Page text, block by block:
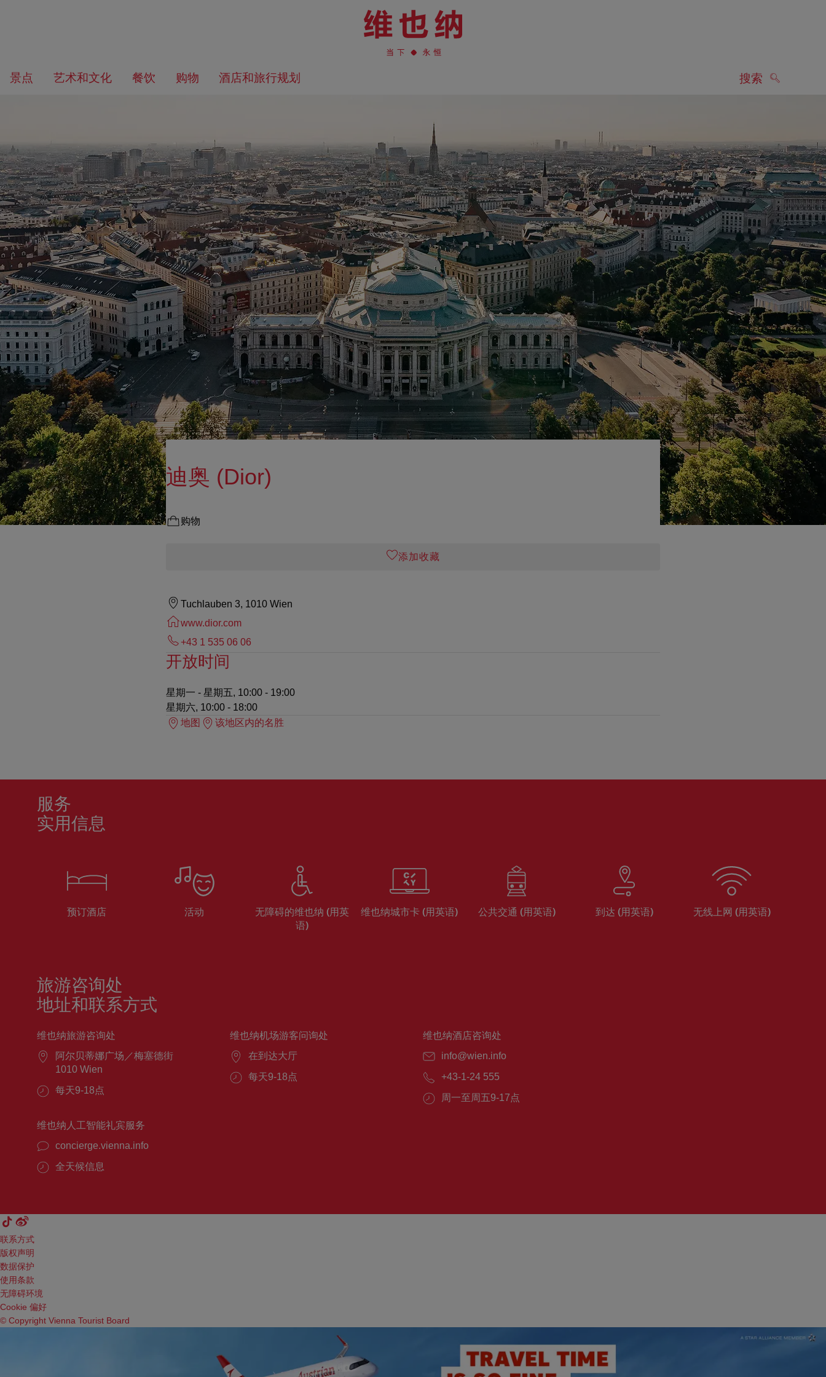
导
内
景点 艺术和文化 餐饮 购物 酒店和旅行规划 搜索
迪奥 (Dior)
购物
添加收藏
Tuchlauben 3, 1010 Wien
www.dior.com
+43 1 535 06 06
开放时间
星期一 - 星期五, 10:00 - 19:00
星期六, 10:00 - 18:00
地图
该地区内的名胜
服务
实用信息
预订酒店 活动
无障碍的维也纳 (用英
语)
维也纳城市卡 (用英语) 公共交通 (用英语) 到达 (用英语) 无线上网 (用英语)
旅游咨询处
地址和联系方式
维也纳旅游咨询处
阿尔贝蒂娜广场／梅塞德街
1010 Wien
每天9-18点
维也纳机场游客问询处
在到达大厅
每天9-18点
维也纳酒店咨询处
info@wien.info
+43-1-24 555
周一至周五9-17点
维也纳人工智能礼宾服务
concierge.vienna.info
全天候信息
联系方式
版权声明
数据保护
使用条款
无障碍环境
Cookie 偏好
© Copyright Vienna Tourist Board